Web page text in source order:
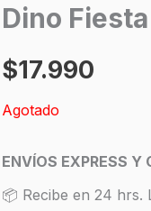
Dino Fiesta
$17.990
Agotado
ENVÍOS EXPRESS Y
📦 Recibe en 24 hrs.